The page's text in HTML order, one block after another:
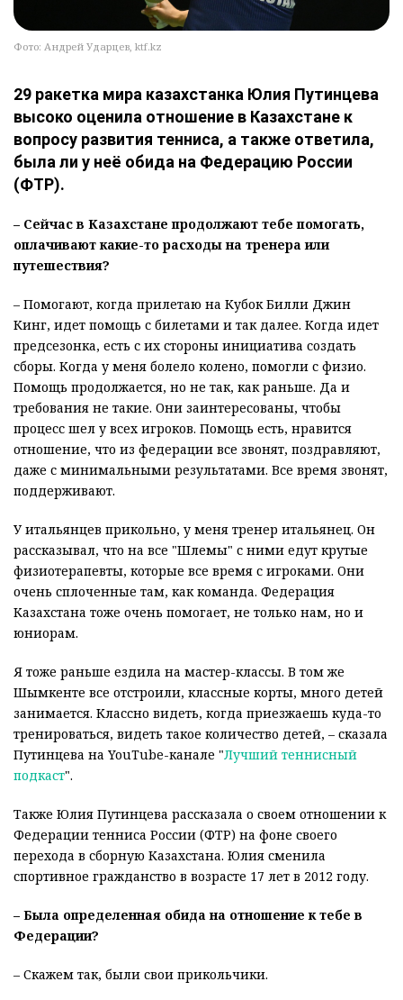
Фото: Андрей Ударцев, ktf.kz
29 ракетка мира казахстанка Юлия Путинцева
высоко оценила отношение в Казахстане к
вопросу развития тенниса, а также ответила,
была ли у неё обида на Федерацию России
(ФТР).
– Сейчас в Казахстане продолжают тебе помогать,
оплачивают какие-то расходы на тренера или
путешествия?
– Помогают, когда прилетаю на Кубок Билли Джин
Кинг, идет помощь с билетами и так далее. Когда идет
предсезонка, есть с их стороны инициатива создать
сборы. Когда у меня болело колено, помогли с физио.
Помощь продолжается, но не так, как раньше. Да и
требования не такие. Они заинтересованы, чтобы
процесс шел у всех игроков. Помощь есть, нравится
отношение, что из федерации все звонят, поздравляют,
даже с минимальными результатами. Все время звонят,
поддерживают.
У итальянцев прикольно, у меня тренер итальянец. Он
рассказывал, что на все "Шлемы" с ними едут крутые
физиотерапевты, которые все время с игроками. Они
очень сплоченные там, как команда. Федерация
Казахстана тоже очень помогает, не только нам, но и
юниорам.
Я тоже раньше ездила на мастер-классы. В том же
Шымкенте все отстроили, классные корты, много детей
занимается. Классно видеть, когда приезжаешь куда-то
тренироваться, видеть такое количество детей, – сказала
Путинцева на YouTube-канале "Лучший теннисный
подкаст".
Также Юлия Путинцева рассказала о своем отношении к
Федерации тенниса России (ФТР) на фоне своего
перехода в сборную Казахстана. Юлия сменила
спортивное гражданство в возрасте 17 лет в 2012 году.
– Была определенная обида на отношение к тебе в
Федерации?
– Скажем так, были свои прикольчики.